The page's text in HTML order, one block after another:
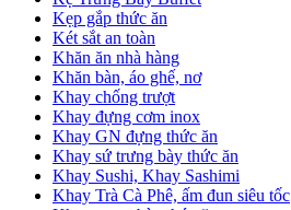
Kẹp gắp thức ăn
Két sắt an toàn
Khăn ăn nhà hàng
Khăn bàn, áo ghế, nơ
Khay chống trượt
Khay đựng cơm inox
Khay GN đựng thức ăn
Khay sứ trưng bày thức ăn
Khay Sushi, Khay Sashimi
Khay Trà Cà Phê, ấm đun siêu tốc